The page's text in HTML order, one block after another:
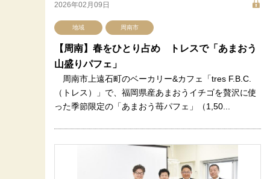
2026年02月09日
地域 周南市
【周南】春をひとり占め トレスで「あまおう
山盛りパフェ」
周南市上遠石町のベーカリー&カフェ「tres F.B.C.
（トレス）」で、福岡県産あまおうイチゴを贅沢に使
った季節限定の「あまおう苺パフェ」（1,50...